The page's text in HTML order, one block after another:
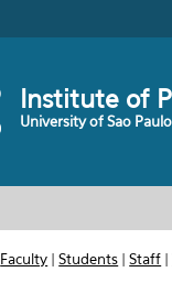
Institute of
University of Sao Paulo
Faculty |Students |Staff |